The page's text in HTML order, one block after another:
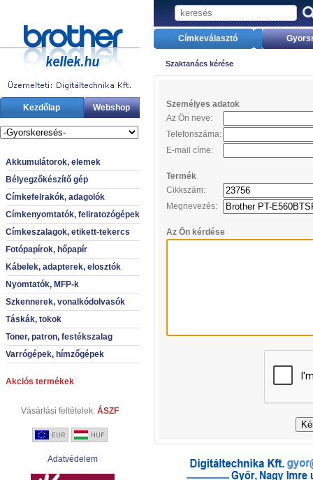
Kezdőlap Webshop
Akkumulátorok, elemek
Bélyegzőkészítő gép
Címkefelrakók, adagolók
Címkenyomtatók, feliratozógépek
Címkeszalagok, etikett-tekercs
Fotópapírok, hőpapír
Kábelek, adapterek, elosztók
Nyomtatók, MFP-k
Szkennerek, vonalkódolvasók
Táskák, tokok
Toner, patron, festékszalag
Varrógépek, hímzőgépek
Akciós termékek
Vásárlási feltételek: ÁSZF
Adatvédelem
Címkeválasztó
Szaktanács kérése
Személyes adatok
Az Ön neve:
Telefonszáma:
E-mail címe:
Termék
Cikkszám:
Megnevezés:
Az Ön kérdése